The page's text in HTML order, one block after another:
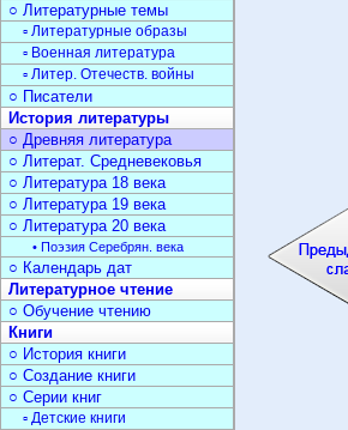
○ Литературные темы
▫ Литературные образы
▫ Военная литература
▫ Литер. Отечеств. войны
○ Писатели
История литературы
○ Древняя литература
○ Литерат. Средневековья
○ Литература 18 века
○ Литература 19 века
○ Литература 20 века
• Поэзия Серебрян. века
○ Календарь дат
Литературное чтение
○ Обучение чтению
Книги
○ История книги
○ Создание книги
○ Серии книг
▫ Детские книги